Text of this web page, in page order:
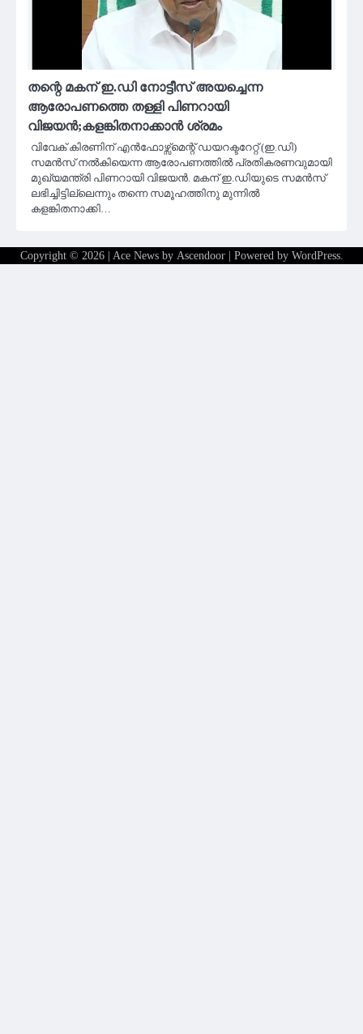
തന്റെ മകന് ഇ.ഡി നോട്ടീസ് അയച്ചെന്ന
ആരോപണത്തെ തള്ളി പിണറായി
വിജയൻ;കളങ്കിതനാക്കാൻ ശ്രമം
വിവേക് കിരണിന് എന്‍ഫോഴ്സ്മെന്റ് ഡയറക്ടറേറ്റ് (ഇ.ഡി)
സമൻസ് നൽകിയെന്ന ആരോപണത്തിൽ പ്രതികരണവുമായി
മുഖ്യമന്ത്രി പിണറായി വിജയൻ. മകന് ഇ.ഡിയുടെ സമൻസ്
ലഭിച്ചിട്ടില്ലെന്നും തന്നെ സമൂഹത്തിനു മുന്നിൽ
കളങ്കിതനാക്കി…
Copyright © 2026 | Ace News by Ascendoor| Powered by WordPress.